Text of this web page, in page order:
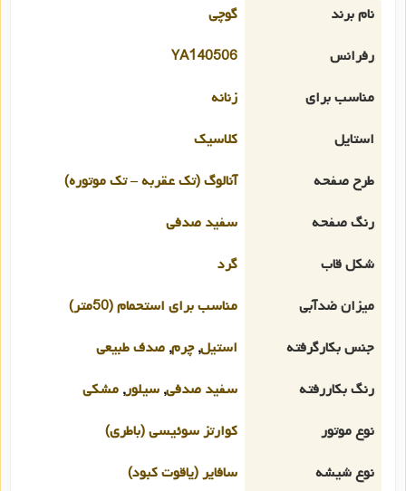
نام برند
گوچی
رفرانس
YA140506
مناسب برای
زنانه
استایل
کلاسیک
طرح صفحه
آنالوگ (تک عقربه – تک موتوره)
رنگ صفحه
سفید صدفی
شکل قاب
گرد
میزان ضدآبی
مناسب برای استحمام (50متر)
جنس بکارگرفته
استیل,چرم, صدف طبیعی
رنگ بکاررفته
سفید صدفی, سیلور, مشکی
نوع موتور
کوارتز سوئیسی (باطری)
نوع شیشه
سافایر (یاقوت کبود)